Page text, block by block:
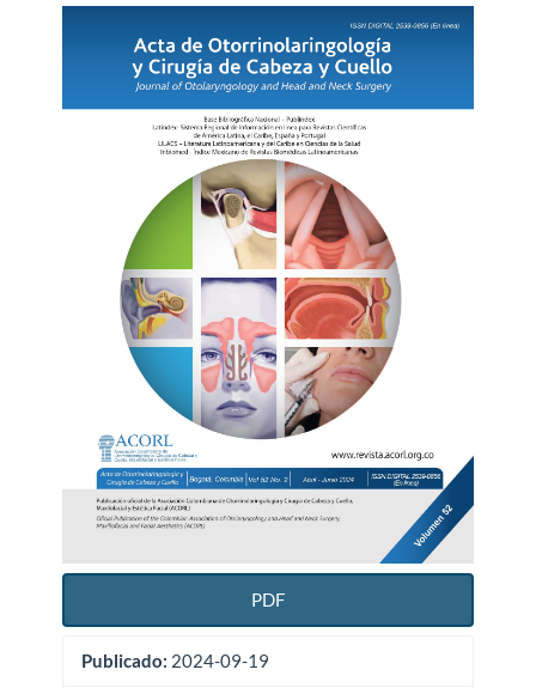
Barra
lateral
del
artículo
PDF
Publicado: 2024-09-19